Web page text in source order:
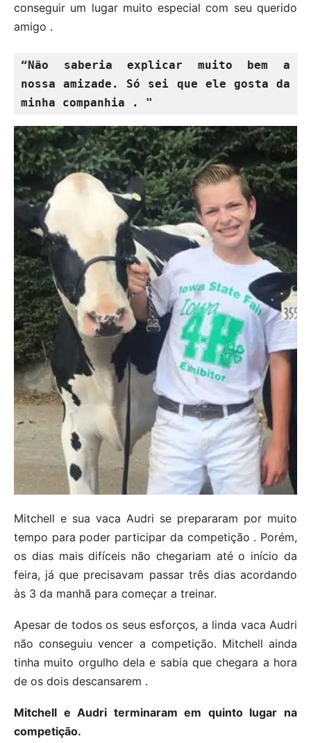
conseguir um lugar muito especial com seu querido
amigo .
“Não saberia explicar muito bem a
nossa amizade. Só sei que ele gosta da
minha companhia . "
Mitchell e sua vaca Audri se prepararam por muito
tempo para poder participar da competição . Porém,
os dias mais difíceis não chegariam até o início da
feira, já que precisavam passar três dias acordando
às 3 da manhã para começar a treinar.
Apesar de todos os seus esforços, a linda vaca Audri
não conseguiu vencer a competição. Mitchell ainda
tinha muito orgulho dela e sabia que chegara a hora
de os dois descansarem .
Mitchell e Audri terminaram em quinto lugar na
competição.